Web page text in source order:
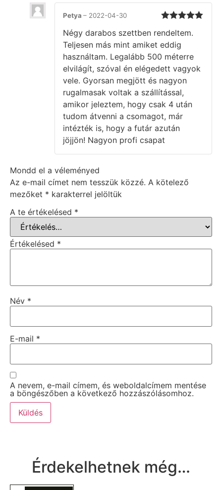
/ 5
Petya – 2022-04-30
Négy darabos szettben rendeltem.
Teljesen más mint amiket eddig
használtam. Legalább 500 méterre
elvilágít, szóval én elégedett vagyok
vele. Gyorsan megjött és nagyon
rugalmasak voltak a szállítással,
amikor jeleztem, hogy csak 4 után
tudom átvenni a csomagot, már
intézték is, hogy a futár azután
jöjjön! Nagyon profi csapat
Mondd el a véleményed
Az e-mail címet nem tesszük közzé. A kötelező
mezőket * karakterrel jelöltük
A te értékelésed *
Értékelésed *
Név *
E-mail *
A nevem, e-mail címem, és weboldalcímem mentése
a böngészőben a következő hozzászólásomhoz.
Érdekelhetnek még…